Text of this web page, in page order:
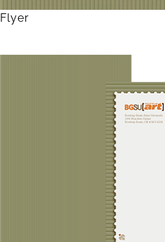
Flyer